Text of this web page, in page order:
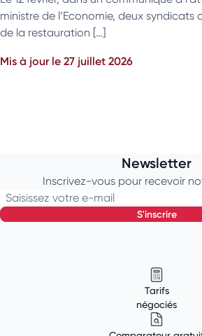
ministre de l’Economie, deux syndicats
de la restauration […]
Mis à jour le 27 juillet 2026
Newsletter
Inscrivez-vous pour recevoir
Saisissez votre e-mail
s'inscrire
Tarifs
négociés